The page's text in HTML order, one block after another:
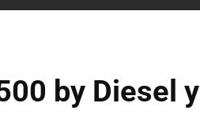
by Diesel y